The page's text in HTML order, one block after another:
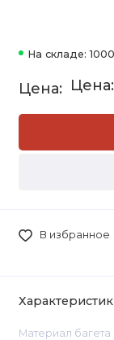
На складе:
В избранное
Материал